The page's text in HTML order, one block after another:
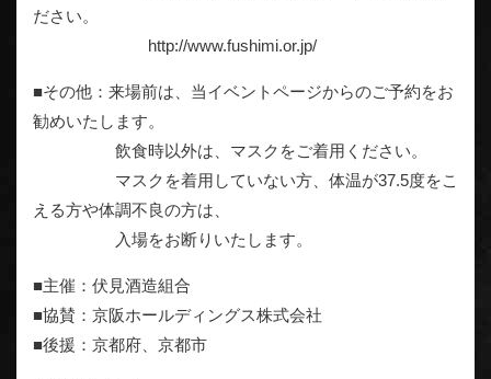
ださい。
http://www.fushimi.or.jp/
■その他：来場前は、当イベントページからのご予約をお
勧めいたします。
飲食時以外は、マスクをご着用ください。
マスクを着用していない方、体温が37.5度をこ
える方や体調不良の方は、
入場をお断りいたします。
■主催：伏見酒造組合
■協賛：京阪ホールディングス株式会社
■後援：京都府、京都市